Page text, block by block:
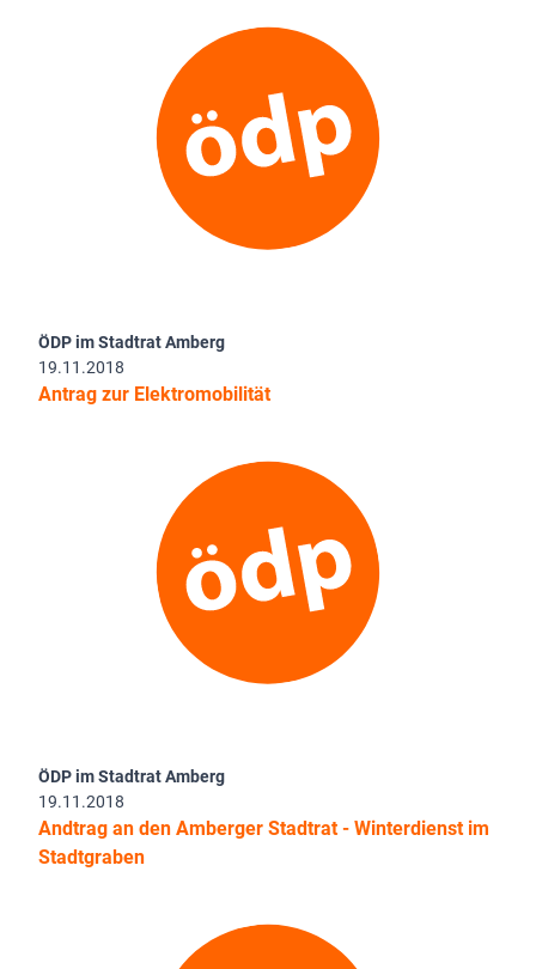
ÖDP im Stadtrat Amberg
19.11.2018
Antrag zur Elektromobilität
ÖDP im Stadtrat Amberg
19.11.2018
Andtrag an den Amberger Stadtrat - Winterdienst im
Stadtgraben